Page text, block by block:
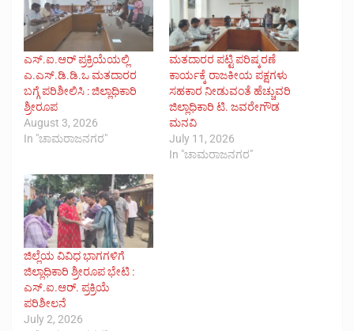
ಎಸ್.ಐ.ಆರ್ ಪ್ರಕ್ರಿಯೆಯಲ್ಲಿ
ಎ.ಎಸ್.ಡಿ.ಡಿ.ಒ ಮತದಾರರ
ಬಗ್ಗೆ ಪರಿಶೀಲಿಸಿ : ಜಿಲ್ಲಾಧಿಕಾರಿ
ಶ್ರೀರೂಪ
August 3, 2026
In "ಚಾಮರಾಜನಗರ"
ಮತದಾರರ ಪಟ್ಟಿ ಪರಿಷ್ಕರಣೆ
ಕಾರ್ಯಕ್ಕೆ ರಾಜಕೀಯ ಪಕ್ಷಗಳು
ಸಹಕಾರ ನೀಡುವಂತೆ ಹೆಚ್ಚುವರಿ
ಜಿಲ್ಲಾಧಿಕಾರಿ ಟಿ. ಜವರೇಗೌಡ
ಮನವಿ
July 11, 2026
In "ಚಾಮರಾಜನಗರ"
ಜಿಲ್ಲೆಯ ವಿವಿಧ ಭಾಗಗಳಿಗೆ
ಜಿಲ್ಲಾಧಿಕಾರಿ ಶ್ರೀರೂಪ ಭೇಟಿ :
ಎಸ್.ಐ.ಆರ್. ಪ್ರಕ್ರಿಯೆ
ಪರಿಶೀಲನೆ
July 2, 2026